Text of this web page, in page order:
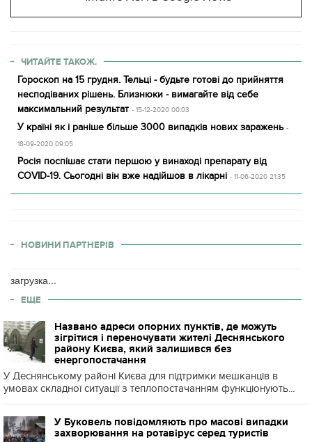
ЧИТАЙТЕ ТАКОЖ.
Гороскоп на 15 грудня. Тельці - будьте готові до прийняття
несподіваних рішень. Близнюки - вимагайте від себе
максимальний результат - 15-12-2020 00:03
У країні як і раніше більше 3000 випадків нових заражень -
18-09-2020 09:05
Росія поспішає стати першою у винаході препарату від
COVID-19. Сьогодні він вже надійшов в лікарні - 11-06-2020 21:35
НОВИНИ ПАРТНЕРІВ
загрузка...
ЕЩЕ
Названо адреси опорних пунктів, де можуть
зігрітися і переночувати жителі Деснянського
району Києва, який залишився без
енергопостачання
У Деснянському районі Києва для підтримки мешканців в
умовах складної ситуації з теплопостачанням функціонують...
У Буковель повідомляють про масові випадки
захворювання на ротавірус серед туристів